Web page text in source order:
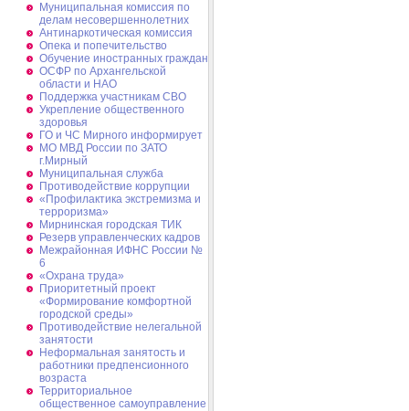
Муниципальная комиссия по
делам несовершеннолетних
Антинаркотическая комиссия
Опека и попечительство
Обучение иностранных граждан
ОСФР по Архангельской
области и НАО
Поддержка участникам СВО
Укрепление общественного
здоровья
ГО и ЧС Мирного информирует
МО МВД России по ЗАТО
г.Мирный
Муниципальная cлужба
Противодействие коррупции
«Профилактика экстремизма и
терроризма»
Мирнинская городская ТИК
Резерв управленческих кадров
Межрайонная ИФНС России №
6
«Охрана труда»
Приоритетный проект
«Формирование комфортной
городской среды»
Противодействие нелегальной
занятости
Неформальная занятость и
работники предпенсионного
возраста
Территориальное
общественное самоуправление